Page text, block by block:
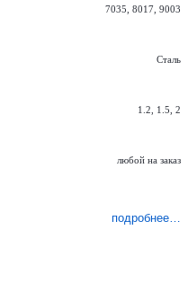
7035, 8017, 9003
Сталь
1.2, 1.5, 2
любой на заказ
подробнее…